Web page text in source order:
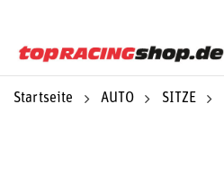
Startseite AUTO SITZE